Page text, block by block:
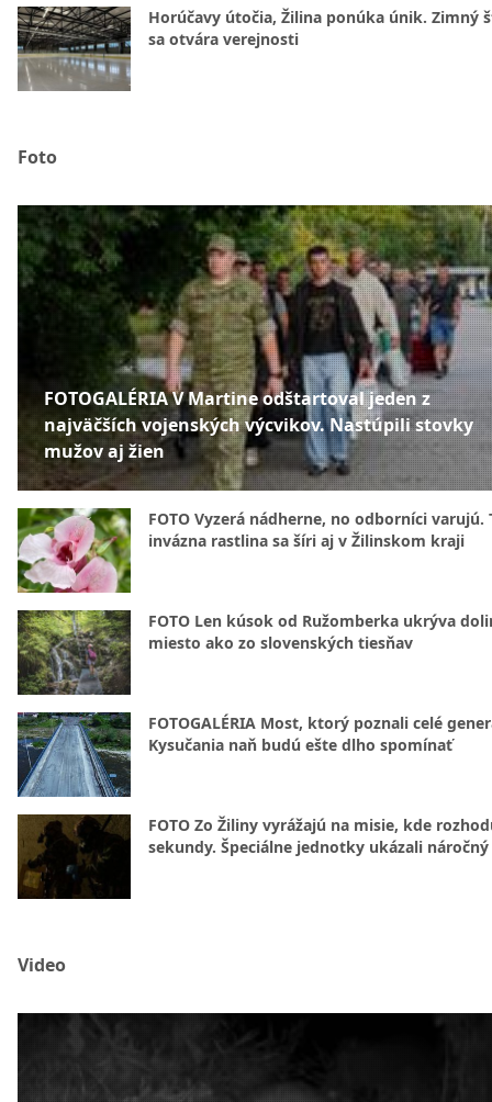
Horúčavy útočia, Žilina ponúka únik. Zimný
sa otvára verejnosti
Foto
FOTOGALÉRIA V Martine odštartoval jeden z
najväčších vojenských výcvikov. Nastúpili stovky
mužov aj žien
FOTO Vyzerá nádherne, no odborníci varujú.
invázna rastlina sa šíri aj v Žilinskom kraji
FOTO Len kúsok od Ružomberka ukrýva
miesto ako zo slovenských tiesňav
FOTOGALÉRIA Most, ktorý poznali celé
Kysučania naň budú ešte dlho spomínať
FOTO Zo Žiliny vyrážajú na misie, kde
sekundy. Špeciálne jednotky ukázali
Video